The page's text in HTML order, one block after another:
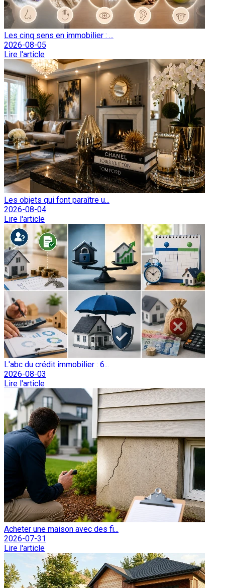
Les cinq sens en immobilier : ...
2026-08-05
Lire l'article
Les objets qui font paraître u...
2026-08-04
Lire l'article
L'abc du crédit immobilier : 6...
2026-08-03
Lire l'article
Acheter une maison avec des fi...
2026-07-31
Lire l'article